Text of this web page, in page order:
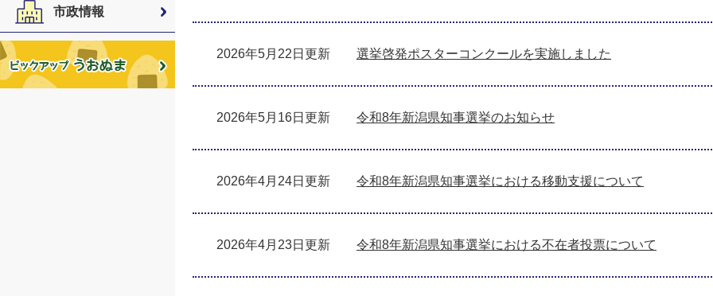
市政情報
2026年5月22日更新 選挙啓発ポスターコンクールを実施しました
2026年5月16日更新 令和8年新潟県知事選挙のお知らせ
2026年4月24日更新 令和8年新潟県知事選挙における移動支援について
2026年4月23日更新 令和8年新潟県知事選挙における不在者投票について